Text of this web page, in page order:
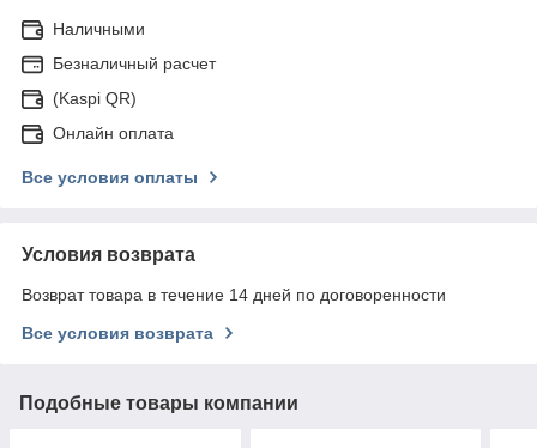
Наличными
Безналичный расчет
(Kaspi QR)
Онлайн оплата
Все условия оплаты
Условия возврата
Возврат товара в течение 14 дней по договоренности
Все условия возврата
Подобные товары компании